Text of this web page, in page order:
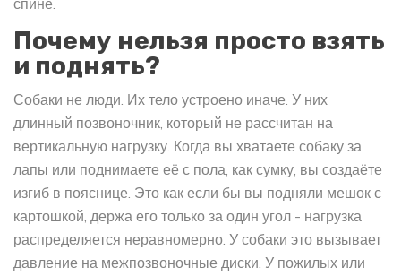
спине.
Почему нельзя просто взять
и поднять?
Собаки не люди. Их тело устроено иначе. У них
длинный позвоночник, который не рассчитан на
вертикальную нагрузку. Когда вы хватаете собаку за
лапы или поднимаете её с пола, как сумку, вы создаёте
изгиб в пояснице. Это как если бы вы подняли мешок с
картошкой, держа его только за один угол - нагрузка
распределяется неравномерно. У собаки это вызывает
давление на межпозвоночные диски. У пожилых или